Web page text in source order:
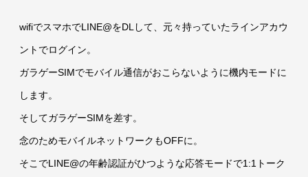
wifiでスマホでLINE@をDLして、元々持っていたラインアカウ
ントでログイン。
ガラゲーSIMでモバイル通信がおこらないように機内モードに
します。
そしてガラゲーSIMを差す。
念のためモバイルネットワークもOFFに。
そこでLINE@の年齢認証がひつような応答モードで1:1トーク